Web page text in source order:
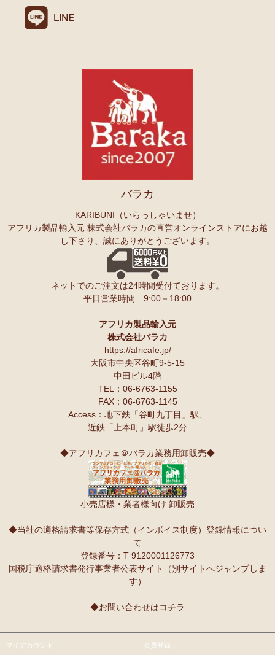
バラカ
KARIBUNI（いらっしゃいませ）
アフリカ製品輸入元 株式会社バラカの直営オンラインストアにお越
し下さり、誠にありがとうございます。
ネットでのご注文は24時間受付ております。
平日営業時間 9:00－18:00
アフリカ製品輸入元
株式会社バラカ
https://africafe.jp/
大阪市中央区谷町9-5-15
中田ビル4階
TEL：06-6763-1155
FAX：06-6763-1145
Access：地下鉄「谷町九丁目」駅、
近鉄「上本町」駅徒歩2分
◆アフリカフェ＠バラカ業務用卸販売◆
小売店様・業者様向け 卸販売
◆当社の適格請求書等保存方式（インボイス制度）登録情報につい
て
登録番号：T 9120001126773
国税庁適格請求書発行事業者公表サイト（別サイトへジャンプしま
す）
◆お問い合わせはコチラ
マイアカウント 会員登録